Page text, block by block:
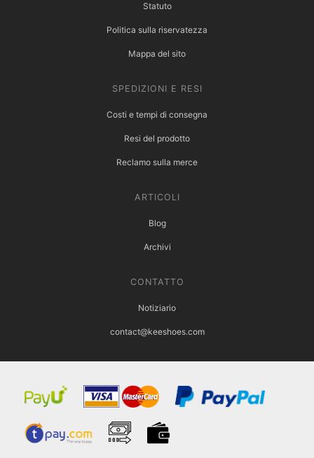
Statuto
Politica sulla riservatezza
Mappa del sito
SPEDIZIONI E RESI
Costi e tempi di consegna
Resi del prodotto
Reclamo sulla merce
ARTICOLI
Blog
Archivi
CONTATTO
Notiziario
contact@keeshoes.com